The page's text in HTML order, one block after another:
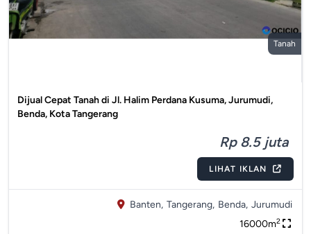
Tanah
Dijual Cepat Tanah di Jl. Halim Perdana Kusuma, Jurumudi,
Benda, Kota Tangerang
Rp 8.5 juta
LIHAT IKLAN
Banten, Tangerang, Benda, Jurumudi
16000m2